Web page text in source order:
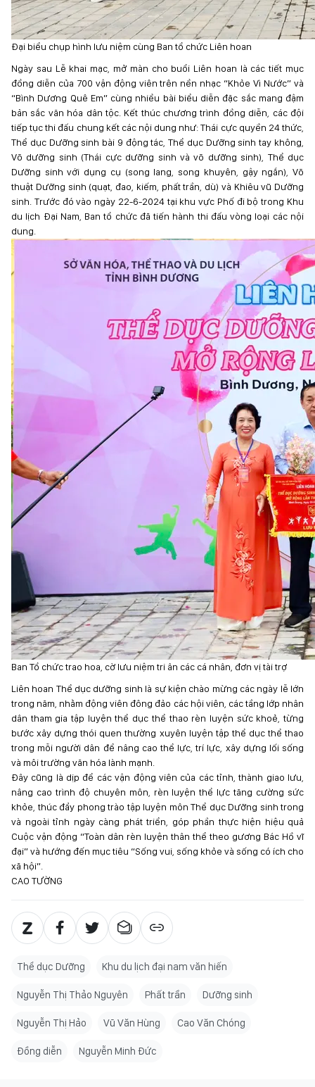
Đại biểu chụp hình lưu niệm cùng Ban tổ chức Liên hoan
Ngày sau Lễ khai mạc, mở màn cho buổi Liên hoan là các tiết mục
đồng diễn của 700 vận động viên trên nền nhạc “Khỏe Vì Nước” và
“Bình Dương Quê Em” cùng nhiều bài biểu diễn đặc sắc mang đậm
bản sắc văn hóa dân tộc. Kết thúc chương trình đồng diễn, các đội
tiếp tục thi đấu chung kết các nội dung như: Thái cực quyền 24 thức,
Thể dục Dưỡng sinh bài 9 động tác, Thể dục Dưỡng sinh tay không,
Võ dưỡng sinh (Thái cực dưỡng sinh và võ dưỡng sinh), Thể dục
Dưỡng sinh với dụng cụ (song lang, song khuyên, gậy ngắn), Võ
thuật Dưỡng sinh (quạt, đao, kiếm, phất trần, dù) và Khiêu vũ Dưỡng
sinh. Trước đó vào ngày 22-6-2024 tại khu vực Phố đi bộ trong Khu
du lịch Đại Nam, Ban tổ chức đã tiến hành thi đấu vòng loại các nội
dung.
Ban Tổ chức trao hoa, cờ lưu niệm tri ân các cá nhân, đơn vị tài trợ
Liên hoan Thể dục dưỡng sinh là sự kiện chào mừng các ngày lễ lớn
trong năm, nhằm động viên đông đảo các hội viên, các tầng lớp nhân
dân tham gia tập luyện thể dục thể thao rèn luyện sức khoẻ, từng
bước xây dựng thói quen thường xuyên luyện tập thể dục thể thao
trong mỗi người dân để nâng cao thể lực, trí lực, xây dựng lối sống
và môi trường văn hóa lành mạnh.
Đây cũng là dịp để các vận động viên của các tỉnh, thành giao lưu,
nâng cao trình độ chuyên môn, rèn luyện thể lực tăng cường sức
khỏe, thúc đẩy phong trào tập luyện môn Thể dục Dưỡng sinh trong
và ngoài tỉnh ngày càng phát triển, góp phần thực hiện hiệu quả
Cuộc vận động “Toàn dân rèn luyện thân thể theo gương Bác Hồ vĩ
đại” và hướng đến mục tiêu “Sống vui, sống khỏe và sống có ích cho
xã hội”.
CAO TƯỜNG
Thể dục Dưỡng Khu du lịch đại nam văn hiến
Nguyễn Thị Thảo Nguyên Phất trần Dưỡng sinh
Nguyễn Thị Hảo Vũ Văn Hùng Cao Văn Chóng
Đồng diễn Nguyễn Minh Đức